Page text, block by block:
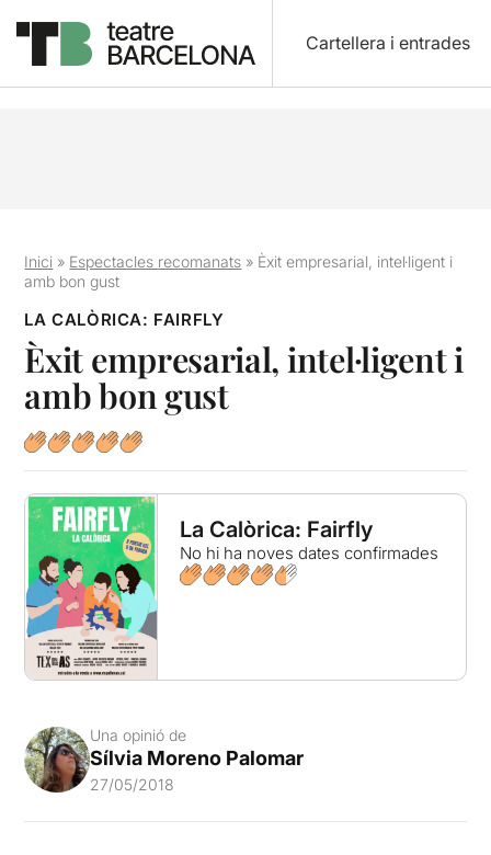
Cartellera i entrades
Inici » Espectacles recomanats » Èxit empresarial, intel·ligent i
amb bon gust
LA CALÒRICA: FAIRFLY
Èxit empresarial, intel·ligent i
amb bon gust
La Calòrica: Fairfly
No hi ha noves dates confirmades
Una opinió de
Sílvia Moreno Palomar
27/05/2018